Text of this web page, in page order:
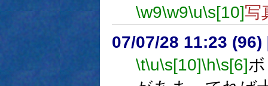
\w9\w9\u\s[10]写
07/07/28 11:23 (96)
\t\u\s[10]\h\s[6]